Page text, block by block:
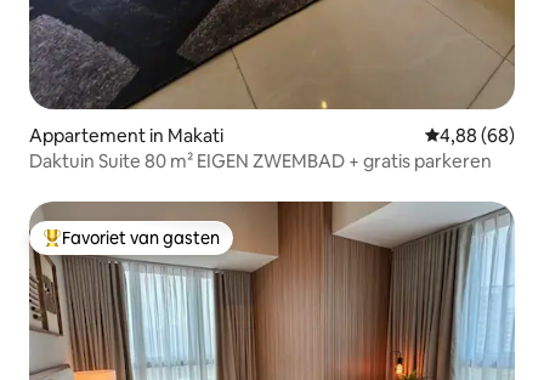
Appartement in Makati Gemiddelde
4,88 (68)
Daktuin Suite 80 m² EIGEN ZWEMBAD + gratis parkeren
Topfavoriet van gasten
Favoriet van gasten